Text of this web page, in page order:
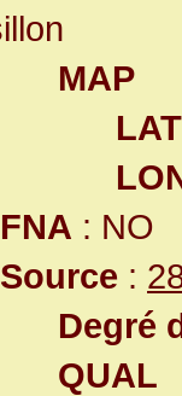
MAP
FNA : NO
Source :
Degré
QUAL